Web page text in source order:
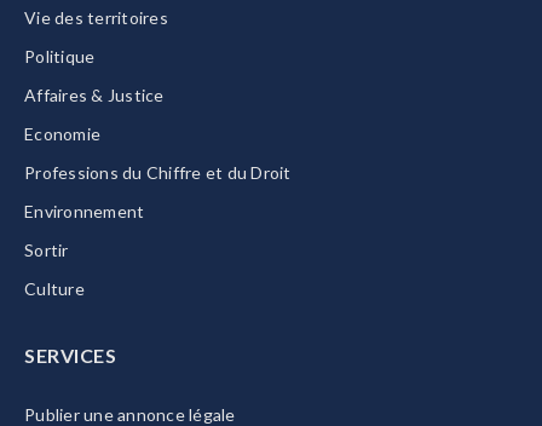
Vie des territoires
Politique
Affaires & Justice
Economie
Professions du Chiffre et du Droit
Environnement
Sortir
Culture
SERVICES
Publier une annonce légale